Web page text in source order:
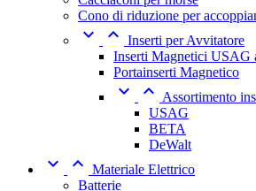
Cono di riduzione per
  Inserti per Avvitatore
Inserti Magnetici USAG
Portainserti Magnetico
  Assortimento
USAG
BETA
DeWalt
  Materiale Elettrico
Batterie